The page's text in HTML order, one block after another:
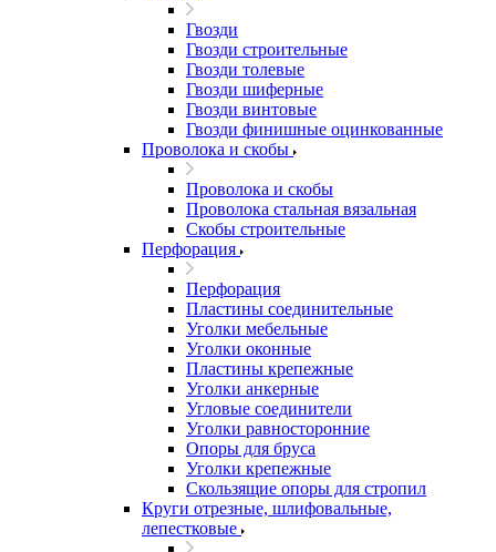
Гвозди
Гвозди строительные
Гвозди толевые
Гвозди шиферные
Гвозди винтовые
Гвозди финишные оцинкованные
Проволока и скобы
Проволока и скобы
Проволока стальная вязальная
Скобы строительные
Перфорация
Перфорация
Пластины соединительные
Уголки мебельные
Уголки оконные
Пластины крепежные
Уголки анкерные
Угловые соединители
Уголки равносторонние
Опоры для бруса
Уголки крепежные
Скользящие опоры для стропил
Круги отрезные, шлифовальные,
лепестковые